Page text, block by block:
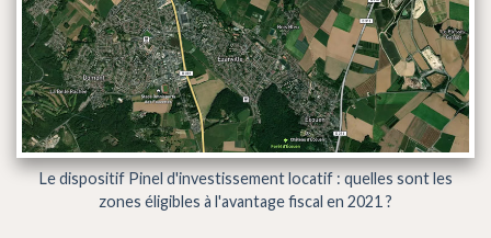
Le dispositif Pinel d'investissement locatif : quelles sont les
zones éligibles à l'avantage fiscal en 2021 ?